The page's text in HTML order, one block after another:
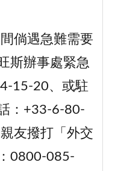
倘遇急難需要
斯辦事處緊急
15-20、或駐
：+33-6-80-
友撥打「外交
0800-085-